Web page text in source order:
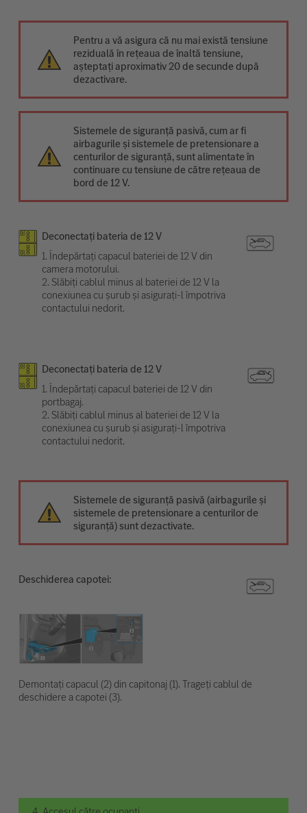
Pentru a vă asigura că nu mai există tensiune
reziduală în rețeaua de înaltă tensiune,
așteptați aproximativ 20 de secunde după
dezactivare.
Sistemele de siguranță pasivă, cum ar fi
airbagurile și sistemele de pretensionare a
centurilor de siguranță, sunt alimentate în
continuare cu tensiune de către rețeaua de
bord de 12 V.
Deconectați bateria de 12 V
1. Îndepărtați capacul bateriei de 12 V din
camera motorului.
2. Slăbiți cablul minus al bateriei de 12 V la
conexiunea cu șurub și asigurați-l împotriva
contactului nedorit.
Deconectați bateria de 12 V
1. Îndepărtați capacul bateriei de 12 V din
portbagaj.
2. Slăbiți cablul minus al bateriei de 12 V la
conexiunea cu șurub și asigurați-l împotriva
contactului nedorit.
Sistemele de siguranță pasivă (airbagurile și
sistemele de pretensionare a centurilor de
siguranță) sunt dezactivate.
Deschiderea capotei:
Demontați capacul (2) din capitonaj (1). Trageți cablul de
deschidere a capotei (3).